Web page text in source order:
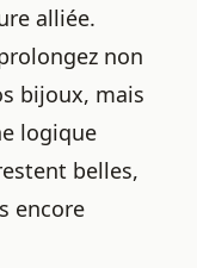
alliée.
non
bijoux, mais
logique
belles,
encore